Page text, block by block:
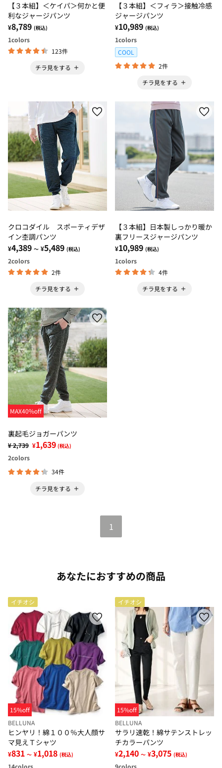
【３本組】＜ケイパ＞何かと便
利なジャージパンツ
¥8,789 (税込)
1colors
123件
チラ見をする
【３本組】＜フィラ＞接触冷感
ジャージパンツ
¥10,989 (税込)
1colors
COOL
2件
チラ見をする
クロコダイル スポーティデザ
イン杢調パンツ
¥4,389 ～ ¥5,489 (税込)
2colors
2件
チラ見をする
【３本組】日本製しっかり暖か
裏フリースジャージパンツ
¥10,989 (税込)
1colors
4件
チラ見をする
MAX40%off
裏起毛ジョガーパンツ
¥ 2,739 ¥1,639 (税込)
2colors
34件
チラ見をする
1
あなたにおすすめの商品
イチオシ
15%off
BELLUNA
ヒンヤリ！綿１００％大人顔サ
マ見えＴシャツ
¥831 ～ ¥1,018 (税込)
14colors
イチオシ
15%off
BELLUNA
サラリ速乾！綿サテンストレッ
チカラーパンツ
¥2,140 ～ ¥3,075 (税込)
9colors